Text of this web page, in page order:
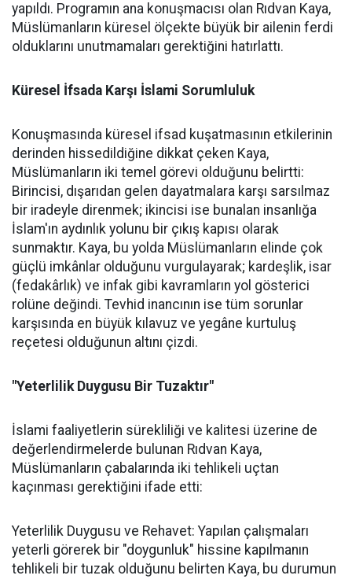
yapıldı. Programın ana konuşmacısı olan Rıdvan Kaya,
Müslümanların küresel ölçekte büyük bir ailenin ferdi
olduklarını unutmamaları gerektiğini hatırlattı.
Küresel İfsada Karşı İslami Sorumluluk
Konuşmasında küresel ifsad kuşatmasının etkilerinin
derinden hissedildiğine dikkat çeken Kaya,
Müslümanların iki temel görevi olduğunu belirtti:
Birincisi, dışarıdan gelen dayatmalara karşı sarsılmaz
bir iradeyle direnmek; ikincisi ise bunalan insanlığa
İslam'ın aydınlık yolunu bir çıkış kapısı olarak
sunmaktır. Kaya, bu yolda Müslümanların elinde çok
güçlü imkânlar olduğunu vurgulayarak; kardeşlik, isar
(fedakârlık) ve infak gibi kavramların yol gösterici
rolüne değindi. Tevhid inancının ise tüm sorunlar
karşısında en büyük kılavuz ve yegâne kurtuluş
reçetesi olduğunun altını çizdi.
"Yeterlilik Duygusu Bir Tuzaktır"
İslami faaliyetlerin sürekliliği ve kalitesi üzerine de
değerlendirmelerde bulunan Rıdvan Kaya,
Müslümanların çabalarında iki tehlikeli uçtan
kaçınması gerektiğini ifade etti:
Yeterlilik Duygusu ve Rehavet: Yapılan çalışmaları
yeterli görerek bir "doygunluk" hissine kapılmanın
tehlikeli bir tuzak olduğunu belirten Kaya, bu durumun